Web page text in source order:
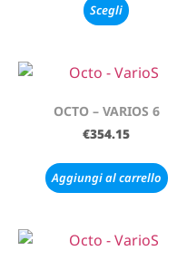
Scegli
OCTO – VARIOS 6
€354.15
Aggiungi al carrello